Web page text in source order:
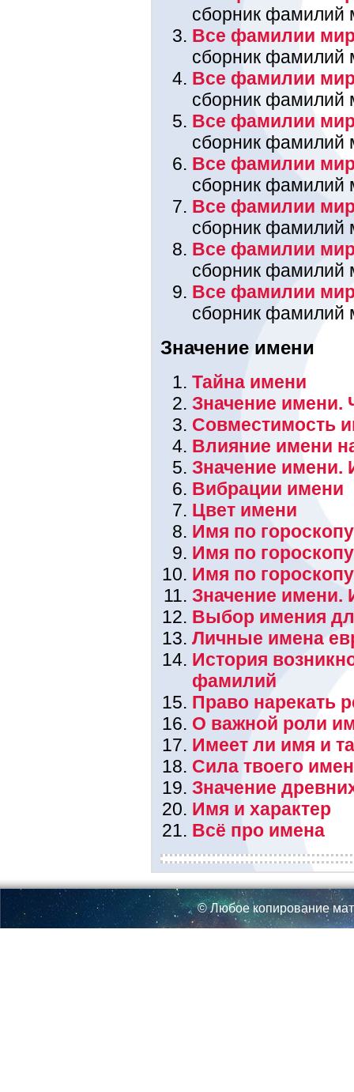
сборник фамилий
Все фамилии
сборник фамилий
Все фамилии
сборник фамилий
Все фамилии
сборник фамилий
Все фамилии
сборник фамилий
Все фамилии
сборник фамилий
Все фамилии
сборник фамилий
Все фамилии
сборник фамилий
Значение имени
Тайна имени
Значение имени.
Совместимость
Влияние имени
Значение имени.
Вибрации имени
Цвет имени
Имя по гороскопу
Имя по
Имя по
Значение
Выбор имения
Личные имена
История
фамилий
Право нарекать
О важной роли
Имеет ли имя и
Сила твоего
Значение
Имя и характер
Всё про имена
© Любое копирование